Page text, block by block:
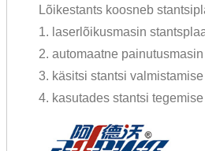
Lõikestants koosneb
1. laserlõikusmasin
2. automaatne
3. käsitsi stantsi
4. kasutades stantsi